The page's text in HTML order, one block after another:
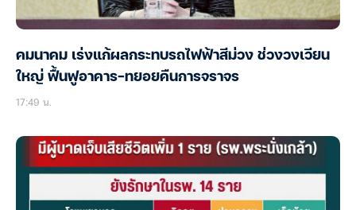
คมนาคม เร่งแก้ผลกระทบรถไฟฟ้าสีม่วง ช่วงวงเวียน
ใหญ่ ฟื้นฟูอาคาร-ทยอยคืนการจราจร
17:49 น.